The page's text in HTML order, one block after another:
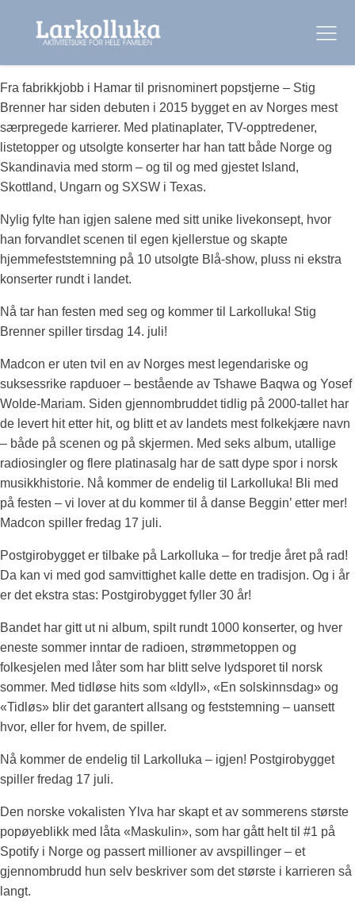
Fra fabrikkjobb i Hamar til prisnominert popstjerne – Stig
Brenner har siden debuten i 2015 bygget en av Norges mest
særpregede karrierer. Med platinaplater, TV-opptredener,
listetopper og utsolgte konserter har han tatt både Norge og
Skandinavia med storm – og til og med gjestet Island,
Skottland, Ungarn og SXSW i Texas.
Nylig fylte han igjen salene med sitt unike livekonsept, hvor
han forvandlet scenen til egen kjellerstue og skapte
hjemmefeststemning på 10 utsolgte Blå-show, pluss ni ekstra
konserter rundt i landet.
Nå tar han festen med seg og kommer til Larkolluka! Stig
Brenner spiller tirsdag 14. juli!
Madcon er uten tvil en av Norges mest legendariske og
suksessrike rapduoer – bestående av Tshawe Baqwa og Yosef
Wolde-Mariam. Siden gjennombruddet tidlig på 2000-tallet har
de levert hit etter hit, og blitt et av landets mest folkekjære navn
– både på scenen og på skjermen. Med seks album, utallige
radiosingler og flere platinasalg har de satt dype spor i norsk
musikkhistorie. Nå kommer de endelig til Larkolluka! Bli med
på festen – vi lover at du kommer til å danse Beggin’ etter mer!
Madcon spiller fredag 17 juli.
Postgirobygget er tilbake på Larkolluka – for tredje året på rad!
Da kan vi med god samvittighet kalle dette en tradisjon. Og i år
er det ekstra stas: Postgirobygget fyller 30 år!
Bandet har gitt ut ni album, spilt rundt 1000 konserter, og hver
eneste sommer inntar de radioen, strømmetoppen og
folkesjelen med låter som har blitt selve lydsporet til norsk
sommer. Med tidløse hits som «Idyll», «En solskinnsdag» og
«Tidløs» blir det garantert allsang og feststemning – uansett
hvor, eller for hvem, de spiller.
Nå kommer de endelig til Larkolluka – igjen! Postgirobygget
spiller fredag 17 juli.
Den norske vokalisten Ylva har skapt et av sommerens største
popøyeblikk med låta «Maskulin», som har gått helt til #1 på
Spotify i Norge og passert millioner av avspillinger – et
gjennombrudd hun selv beskriver som det største i karrieren så
langt.